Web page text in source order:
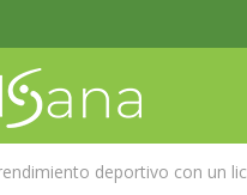
deportivo con un